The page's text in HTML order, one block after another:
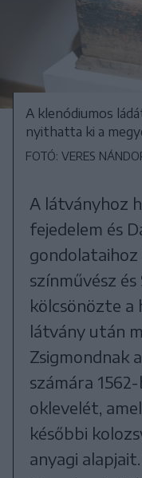
A klenódiumos
nyithatta ki a
FOTÓ: VERES
A látványhoz
fejedelem és
gondolataihoz
színművész
kölcsönözte a
látvány után
Zsigmondnak
számára
oklevelét,
későbbi
anyagi